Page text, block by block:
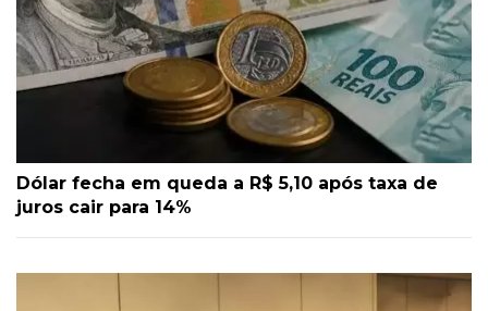
Dólar fecha em queda a R$ 5,10 após taxa de
juros cair para 14%